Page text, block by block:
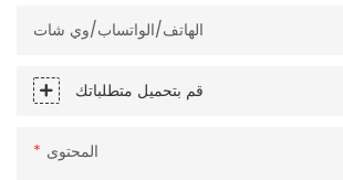
الهاتف/الواتساب/وي شات
قم بتحميل متطلباتك
المحتوى